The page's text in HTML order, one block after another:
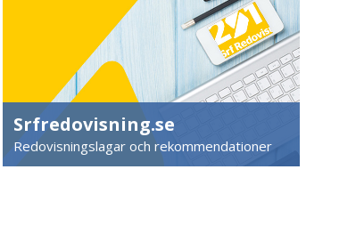
Srfredovisning.se
Redovisningslagar och rekommendationer